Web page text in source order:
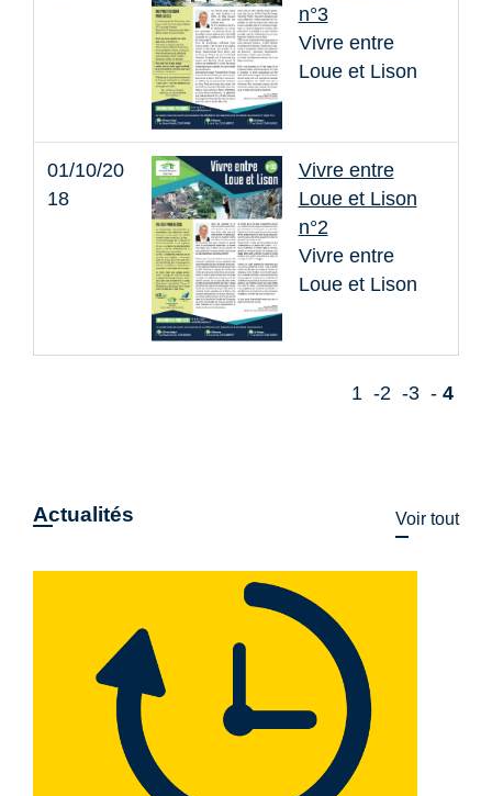
n°3
Vivre entre
Loue et Lison
01/10/20
18
Vivre entre
Loue et Lison
n°2
Vivre entre
Loue et Lison
1 -2 -3 - 4
Actualités Voir tout